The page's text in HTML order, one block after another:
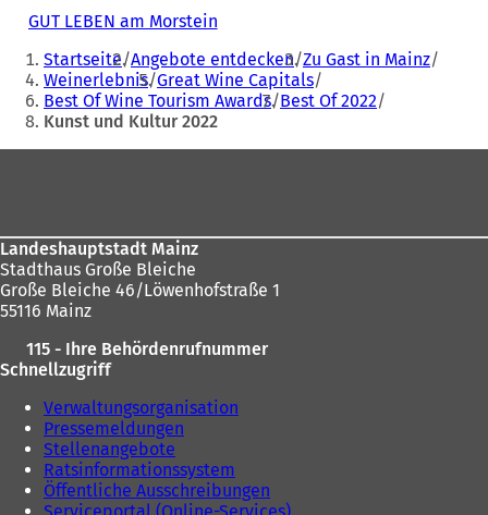
GUT LEBEN am Morstein
f
f
n
e
t
m
u
T
)
Sie
befinden
sich
Startseite Angebote entdecken Zu Gast in Mainz
Weinerlebnis Great Wine Capitals
Best Of Wine Tourism Awards Best Of 2022
Kunst und Kultur 2022
Landeshauptstadt Mainz
Stadthaus Große Bleiche
Große Bleiche 46/Löwenhofstraße 1
55116 Mainz
115 - Ihre Behördenrufnummer
Schnellzugriff
Verwaltungsorganisation
Pressemeldungen
Stellenangebote
Ratsinformationssystem
Öffentliche Ausschreibungen